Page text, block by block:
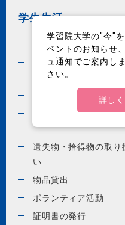
学生生活
学内情報誌・ガイドブ
特に注意しましょう
遺失物・拾得物の取り
い
物品貸出
ボランティア活動
証明書の発行
学習院大学の"今"
ベントのお知らせ
ュ通知でご案内し
さい。
詳し